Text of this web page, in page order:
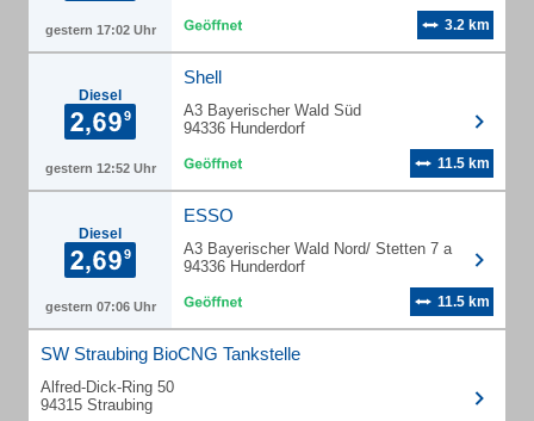
gestern 17:02 Uhr 3.2 km
Diesel
gestern 12:52 Uhr
Shell
A3 Bayerischer Wald Süd
94336 Hunderdorf
11.5 km
Diesel
gestern 07:06 Uhr
ESSO
A3 Bayerischer Wald Nord/ Stetten 7 a
94336 Hunderdorf
11.5 km
SW Straubing BioCNG Tankstelle
Alfred-Dick-Ring 50
94315 Straubing